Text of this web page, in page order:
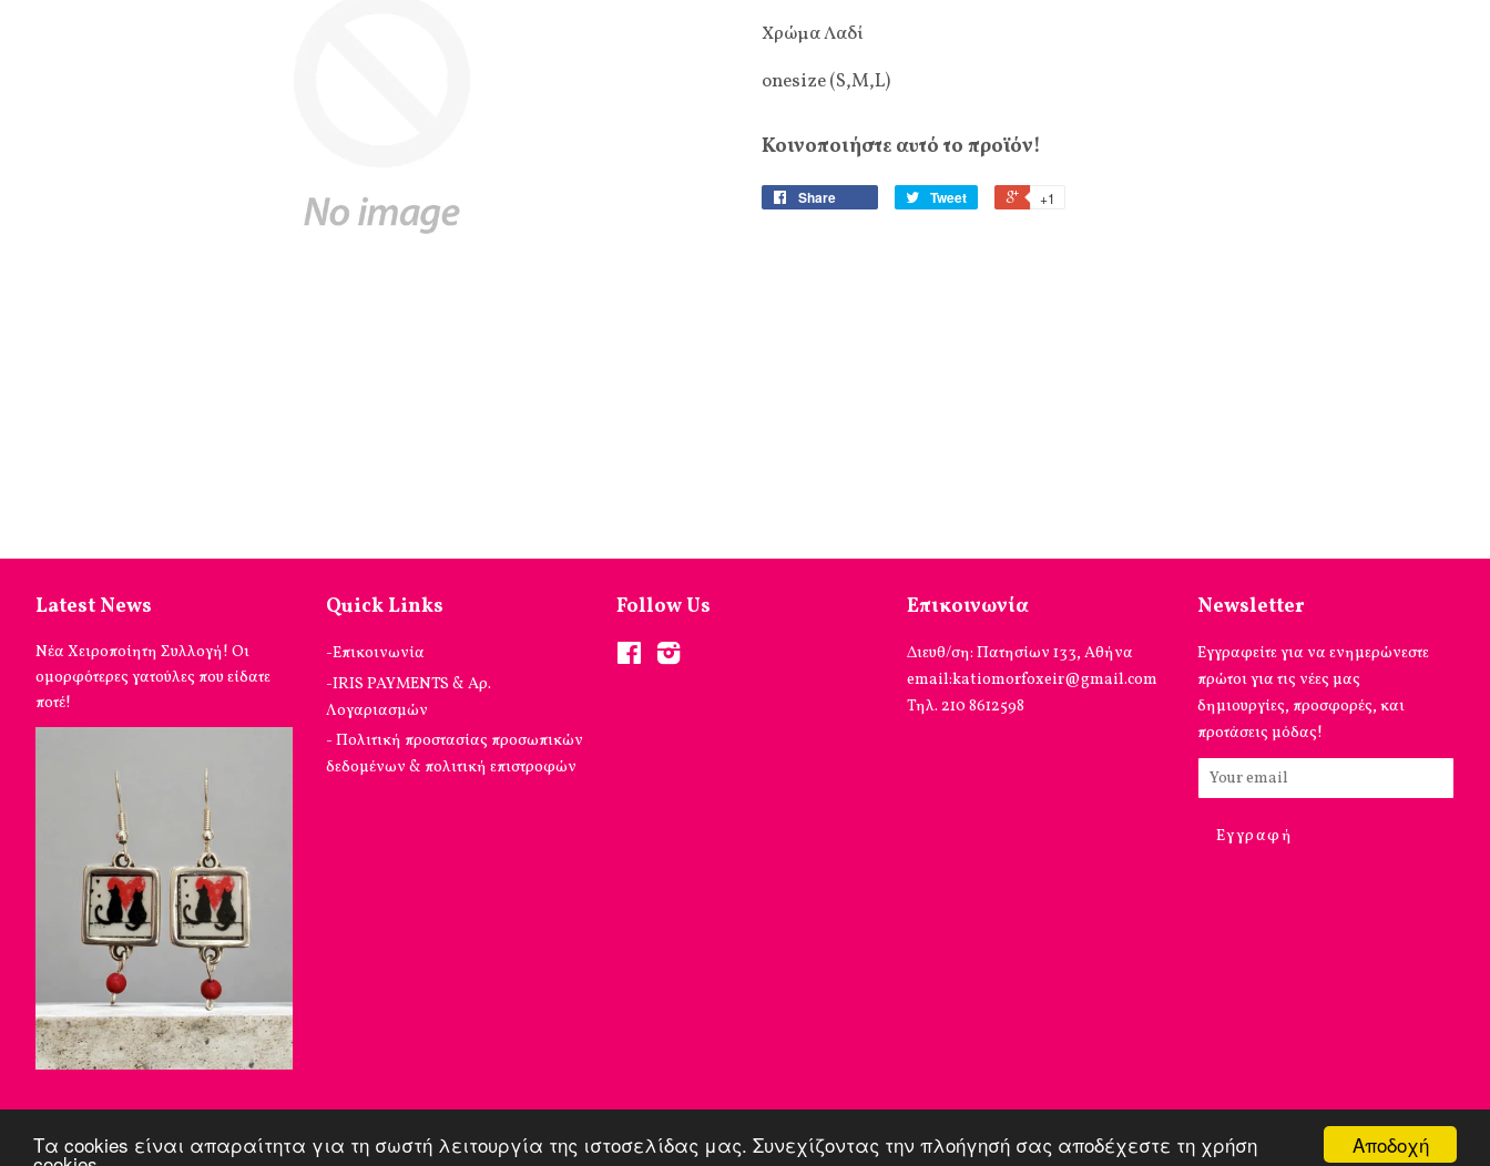
Αποδοχή
Τα cookies είναι απαραίτητα για τη σωστή λειτουργία της ιστοσελίδας μας. Συνεχίζοντας την πλοήγησή σας αποδέχεστε τη χρήση
Χρώμα Λαδί
onesize (S,M,L)
Κοινοποιήστε αυτό το προϊόν!
Share Tweet +1
Latest News
Νέα Χειροποίητη Συλλογή! Οι
ομορφότερες γατούλες που είδατε
ποτέ!
Quick Links
-Επικοινωνία
-IRIS PAYMENTS & Αρ.
Λογαριασμών
- Πολιτική προστασίας προσωπικών
δεδομένων & πολιτική επιστροφών
Follow Us
Facebook
Επικοινωνία
Διευθ/ση: Πατησίων 133, Αθήνα
email:katiomorfoxeir@gmail.com
Τηλ. 210 8612598
Newsletter
Εγγραφείτε για να ενημερώνεστε
πρώτοι για τις νέες μας
δημιουργίες, προσφορές, και
προτάσεις μόδας!
Copyright © 2026,Κάτι Όμορφο.Powered by Shopify